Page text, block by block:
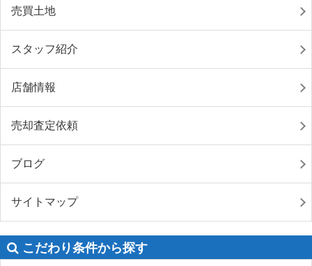
売買土地
スタッフ紹介
店舗情報
売却査定依頼
ブログ
サイトマップ
こだわり条件から探す